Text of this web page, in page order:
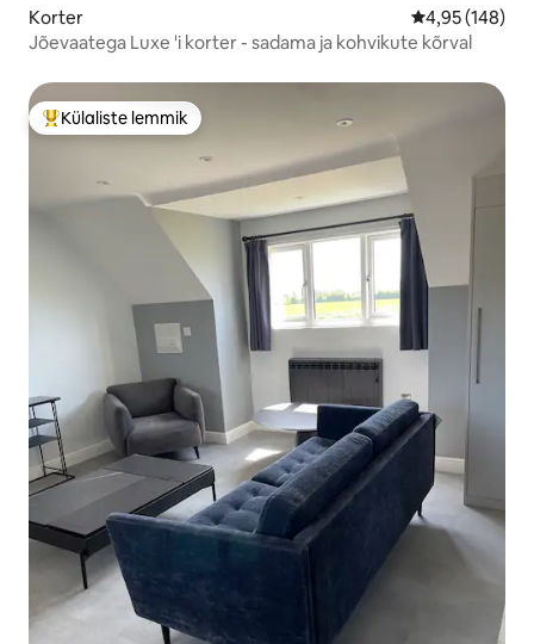
Korter Keskmine
4,95 (148)
Jõevaatega Luxe 'i korter - sadama ja kohvikute kõrval
Külaliste suur lemmik
Külaliste lemmik